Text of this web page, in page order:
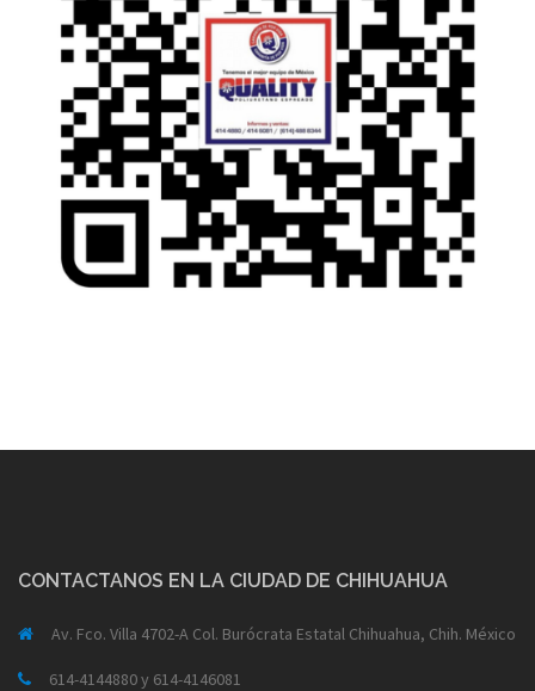
CONTACTANOS EN LA CIUDAD DE CHIHUAHUA
Av. Fco. Villa 4702-A Col. Burócrata Estatal Chihuahua, Chih. México
614-4144880 y 614-4146081